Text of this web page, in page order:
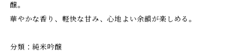
醸。
華やかな香り、軽快な甘み、心地よい余韻が楽しめる。
分類：純米吟醸